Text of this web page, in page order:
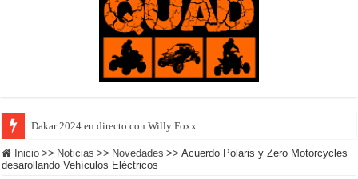
Dakar 2024 en directo con Willy Foxx
Inicio >> Noticias >> Novedades >> Acuerdo Polaris y Zero Motorcycles
desarollando Vehículos Eléctricos